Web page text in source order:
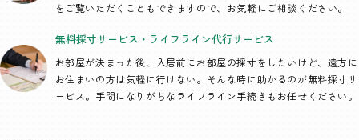
をご覧いただくこともできますので、お気軽にご相談ください。
無料採寸サービス・ ライフライン代行サービス
お部屋が決まった後、入居前にお部屋の採寸をしたいけど、遠方に
お住まいの方は気軽に行けない。そんな時に助かるのが無料採寸サ
ービス。手間になりがちなライフライン手続きもお任せください。